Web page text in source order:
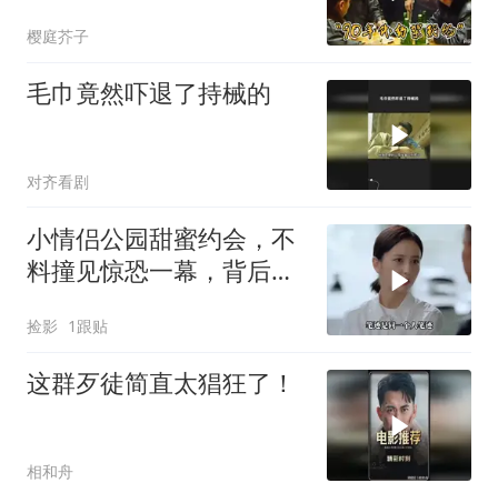
樱庭芥子
毛巾竟然吓退了持械的
对齐看剧
小情侣公园甜蜜约会，不
料撞见惊恐一幕，背后隐
捡影 1跟贴
这群歹徒简直太猖狂了！
相和舟